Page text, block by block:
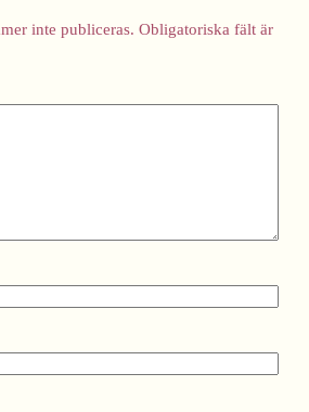
inte publiceras. Obligatoriska fält är